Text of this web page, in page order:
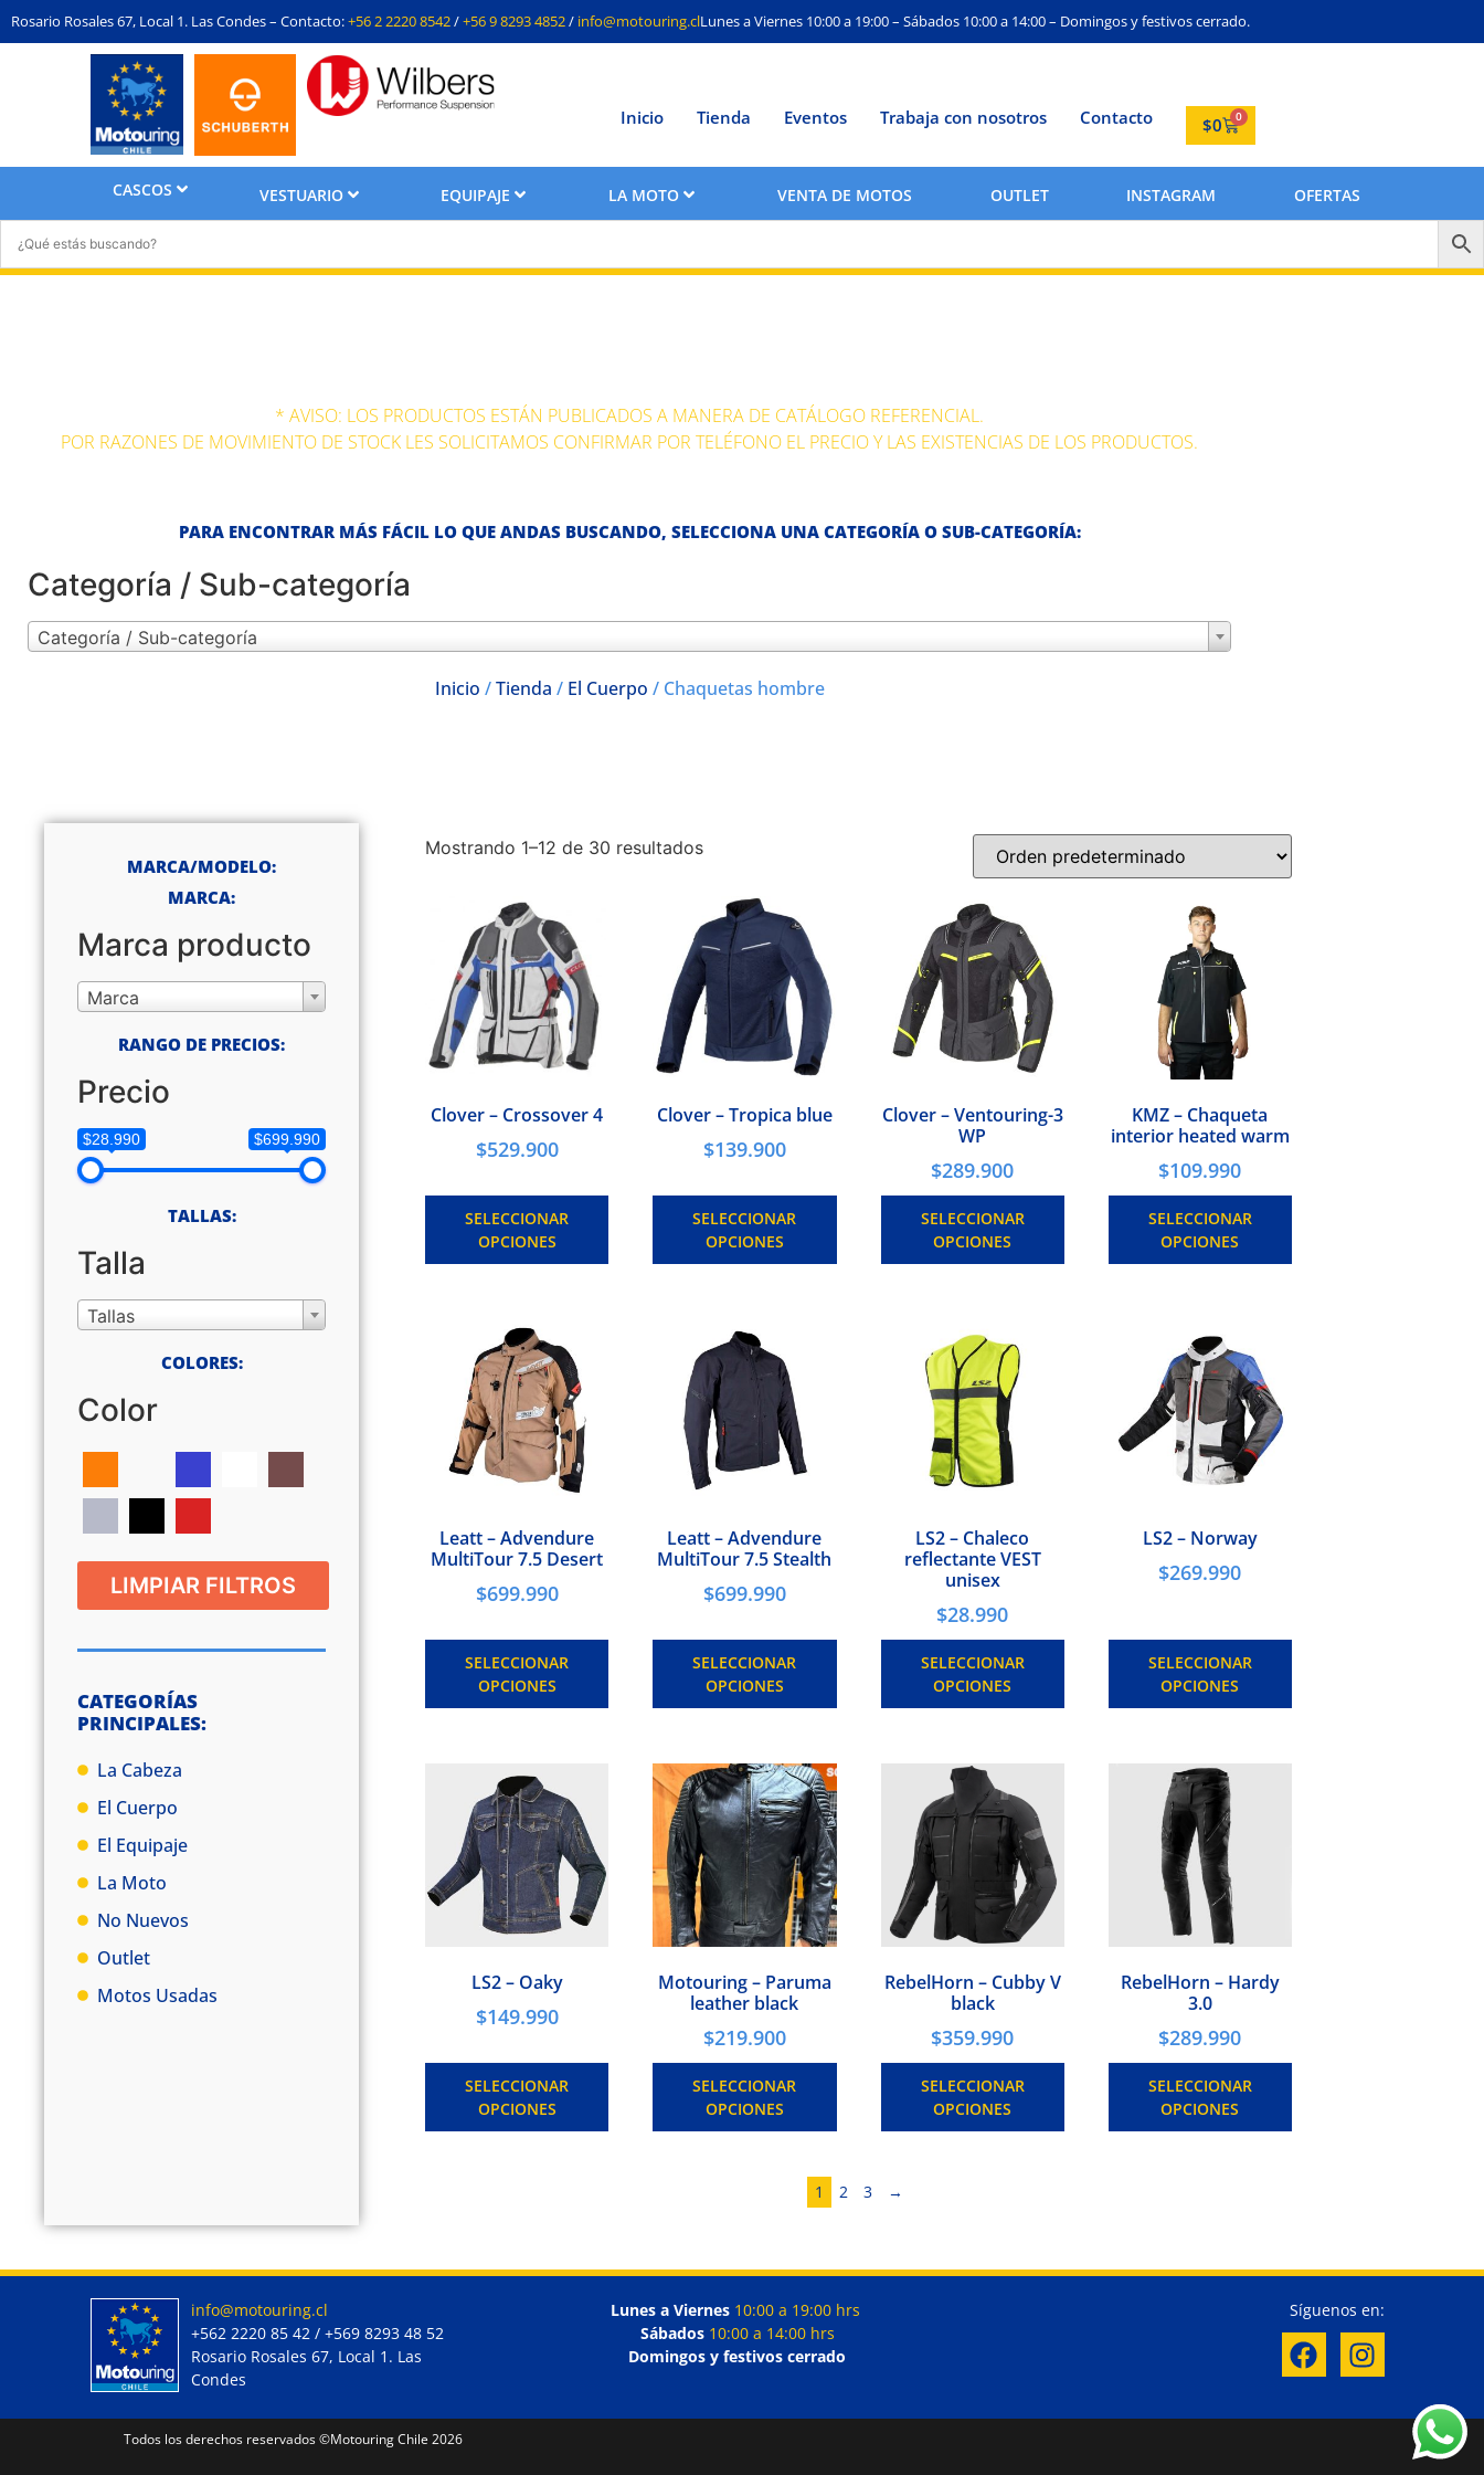
Rosario Rosales 67, Local 1. Las Condes – Contacto:+56 2 2220 8542/+56 9 8293 4852/ info@motouring.clLunes a Viernes 10:00 a 19:00 – Sábados 10:00 a 14:00 – Domingos y festivos cerrado.
Inicio Tienda Eventos Trabaja con nosotros Contacto $0 0
CASCOS VESTUARIO EQUIPAJE LA MOTO VENTA DE MOTOS OUTLET INSTAGRAM OFERTAS
* AVISO: LOS PRODUCTOS ESTÁN PUBLICADOS A MANERA DE CATÁLOGO REFERENCIAL.
POR RAZONES DE MOVIMIENTO DE STOCK LES SOLICITAMOS CONFIRMAR POR TELÉFONO EL PRECIO Y LAS EXISTENCIAS DE LOS PRODUCTOS.
PARA ENCONTRAR MÁS FÁCIL LO QUE ANDAS BUSCANDO, SELECCIONA UNA CATEGORÍA O SUB-CATEGORÍA:
Categoría / Sub-categoría
Categoría / Sub-categoría
Inicio /Tienda / El Cuerpo / Chaquetas hombre
MARCA/MODELO:
MARCA:
Marca producto
Marca
RANGO DE PRECIOS:
Precio
$28.990 $699.990
TALLAS:
Talla
Tallas
COLORES:
Color
LIMPIAR FILTROS
CATEGORÍAS
PRINCIPALES:
La Cabeza
El Cuerpo
El Equipaje
La Moto
No Nuevos
Outlet
Motos Usadas
Mostrando 1–12 de 30 resultados
Clover – Crossover 4
$529.900
SELECCIONAR
OPCIONES
Clover – Tropica blue
$139.900
SELECCIONAR
OPCIONES
Clover – Ventouring-3
WP
$289.900
SELECCIONAR
OPCIONES
KMZ – Chaqueta
interior heated warm
$109.990
SELECCIONAR
OPCIONES
Leatt – Advendure
MultiTour 7.5 Desert
$699.990
SELECCIONAR
OPCIONES
Leatt – Advendure
MultiTour 7.5 Stealth
$699.990
SELECCIONAR
OPCIONES
LS2 – Chaleco
reflectante VEST
unisex
$28.990
SELECCIONAR
OPCIONES
LS2 – Norway
$269.990
SELECCIONAR
OPCIONES
LS2 – Oaky
$149.990
SELECCIONAR
OPCIONES
Motouring – Paruma
leather black
$219.900
SELECCIONAR
OPCIONES
RebelHorn – Cubby V
black
$359.990
SELECCIONAR
OPCIONES
RebelHorn – Hardy
3.0
$289.990
SELECCIONAR
OPCIONES
1 2 3 →
info@motouring.cl
+562 2220 85 42 / +569 8293 48 52
Rosario Rosales 67, Local 1. Las
Condes
Lunes a Viernes 10:00 a 19:00 hrs
Sábados 10:00 a 14:00 hrs
Domingos y festivos cerrado
Síguenos en:
Todos los derechos reservados ©Motouring Chile 2026